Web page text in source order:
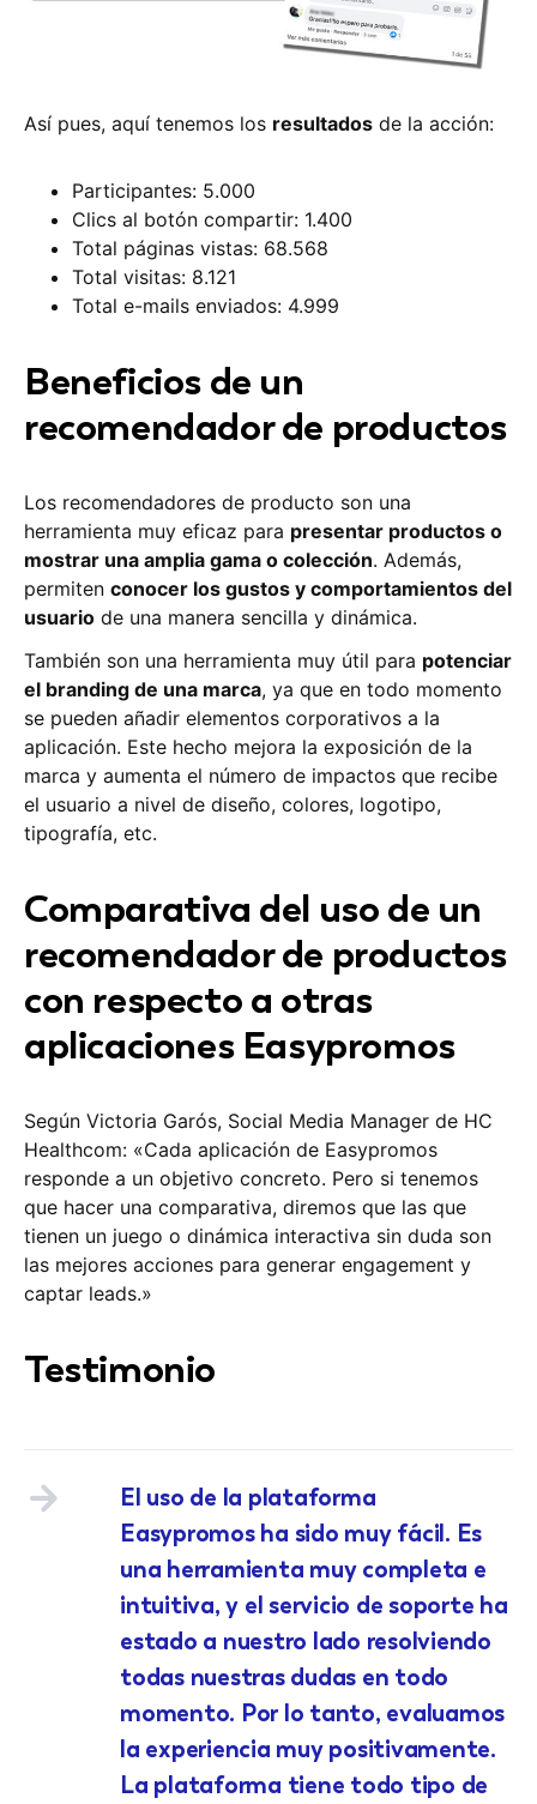
Así pues, aquí tenemos los resultados de la acción:
Participantes: 5.000
Clics al botón compartir: 1.400
Total páginas vistas: 68.568
Total visitas: 8.121
Total e-mails enviados: 4.999
Beneficios de un
recomendador de productos
Los recomendadores de producto son una
herramienta muy eficaz para presentar productos o
mostrar una amplia gama o colección. Además,
permiten conocer los gustos y comportamientos del
usuario de una manera sencilla y dinámica.
También son una herramienta muy útil para potenciar
el branding de una marca, ya que en todo momento
se pueden añadir elementos corporativos a la
aplicación. Este hecho mejora la exposición de la
marca y aumenta el número de impactos que recibe
el usuario a nivel de diseño, colores, logotipo,
tipografía, etc.
Comparativa del uso de un
recomendador de productos
con respecto a otras
aplicaciones Easypromos
Según Victoria Garós, Social Media Manager de HC
Healthcom: «Cada aplicación de Easypromos
responde a un objetivo concreto. Pero si tenemos
que hacer una comparativa, diremos que las que
tienen un juego o dinámica interactiva sin duda son
las mejores acciones para generar engagement y
captar leads.»
Testimonio
El uso de la plataforma
Easypromos ha sido muy fácil. Es
una herramienta muy completa e
intuitiva, y el servicio de soporte ha
estado a nuestro lado resolviendo
todas nuestras dudas en todo
momento. Por lo tanto, evaluamos
la experiencia muy positivamente.
La plataforma tiene todo tipo de